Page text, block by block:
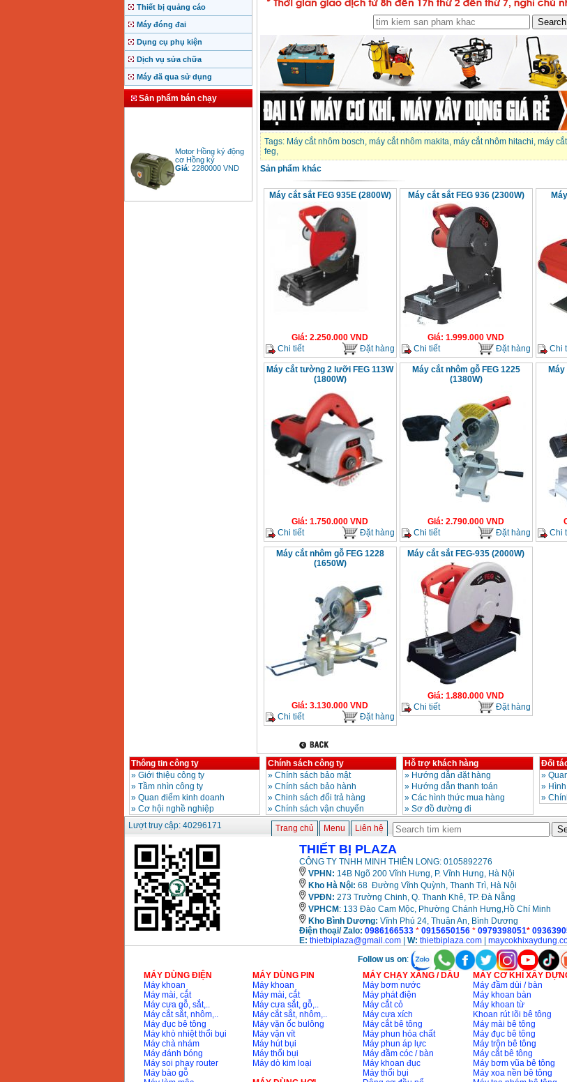
Thiết bị quảng cáo
Máy đóng đai
Dụng cụ phụ kiện
Dịch vụ sửa chữa
Máy đã qua sử dụng
Sản phẩm bán chạy
cơ Hồng ký
Giá :2280000
Tags: Máy cắt nhôm bosch, máy cắt nhôm makita, máy cắt nhôm hitachi, máy
feg,
Sản phẩm khác
Máy cắt sắt FEG 935E (2800W)
Giá: 2.250.000 VND
Chi tiết
Đặt hàng
Máy cắt sắt FEG 936 (2300W)
Giá: 1.999.000 VND
Chi tiết
Đặt hàng
Chi
Máy cắt tường 2 lưỡi FEG 113W
(1800W)
Giá: 1.750.000 VND
Chi tiết
Đặt hàng
Máy cắt nhôm gỗ FEG 1225
(1380W)
Giá: 2.790.000 VND
Chi tiết
Đặt hàng
Chi
Máy cắt nhôm gỗ FEG 1228
(1650W)
Giá: 3.130.000 VND
Chi tiết
Đặt hàng
Máy cắt sắt FEG-935 (2000W)
Giá: 1.880.000 VND
Chi tiết
Đặt hàng
Thông tin công ty
» Giới thiệu công ty
» Tầm nhìn công ty
» Quan điểm kinh doanh
» Cơ hội nghề nghiệp
Chính sách công ty
» Chính sách bảo mật
» Chính sách bảo hành
» Chinh sách đổi trả hàng
» Chính sách vận chuyển
Hỗ trợ khách hàng
» Hướng dẫn đặt hàng
» Hướng dẫn thanh toán
» Các hình thức mua hàng
» Sơ đồ đường đi
Đối
»
»
»
Lượt truy cập: 40296171 Trang chủ Menu Liên hệ
THIẾT BỊ PLAZA
CÔNG TY TNHH MINH THIÊN LONG: 0105892276
VPHN: 14B Ngõ 200 Vĩnh Hưng, P. Vĩnh Hưng, Hà Nội
Kho Hà Nội: 68 Đường Vĩnh Quỳnh, Thanh Trì, Hà Nội
VPĐN: 273 Trường Chinh, Q. Thanh Khê, TP. Đà Nẵng
VPHCM : 133 Đào Cam Mộc, Phường Chánh Hưng,Hồ Chí Minh
Kho Bình Dương: Vĩnh Phú 24, Thuận An, Bình Dương
Điện thoại/ Zalo: 0986166533 * 0915650156* 0979398051*
E: thietbiplaza@gmail.com| W: thietbiplaza.com|
Follow us on:
MÁY DÙNG ĐIỆN
Máy khoan
Máy mài, cắt
Máy cưa gỗ, sắt,..
Máy cắt sắt, nhôm,..
Máy đục bê tông
Máy khò nhiệt thổi bụi
Máy chà nhám
Máy đánh bóng
Máy soi phay router
Máy bào gỗ
MÁY DÙNG PIN
Máy khoan
Máy mài, cắt
Máy cưa sắt, gỗ,..
Máy cắt sắt, nhôm,..
Máy vặn ốc bulông
Máy vặn vít
Máy hút bụi
Máy thổi bụi
Máy dò kim loại
MÁY CHẠY XĂNG / DẦU
Máy bơm nước
Máy phát điện
Máy cắt cỏ
Máy cưa xích
Máy cắt bê tông
Máy phun hóa chất
Máy phun áp lực
Máy đầm cóc / bàn
Máy khoan đục
Máy thổi bụi
MÁY CƠ KHÍ XÂY
Máy đầm dùi / bàn
Máy khoan bàn
Máy khoan từ
Khoan rút lõi bê tông
Máy mài bê tông
Máy đục bê tông
Máy trộn bê tông
Máy cắt bê tông
Máy bơm vũa bê tông
Máy xoa nền bê tông